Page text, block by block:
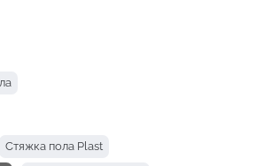
Стяжка пола Plast